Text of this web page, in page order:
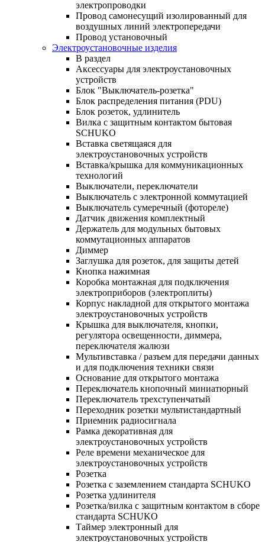
электропроводки
Провод самонесущий изолированный для
воздушных линий электропередачи
Провод установочный
Электроустановочные изделия
В раздел
Аксессуары для электроустановочных
устройств
Блок "Выключатель-розетка"
Блок распределения питания (PDU)
Блок розеток, удлинитель
Вилка с защитным контактом бытовая
SCHUKO
Вставка светящаяся для
электроустановочных устройств
Вставка/крышка для коммуникационных
технологий
Выключатели, переключатели
Выключатель с электронной коммутацией
Выключатель сумеречный (фотореле)
Датчик движения комплектный
Держатель для модульных бытовых
коммутационных аппаратов
Диммер
Заглушка для розеток, для защиты детей
Кнопка нажимная
Коробка монтажная для подключения
электроприборов (электроплиты)
Корпус накладной для открытого монтажа
электроустановочных устройств
Крышка для выключателя, кнопки,
регулятора освещенности, диммера,
переключателя жалюзи
Мультивставка / разъем для передачи данных
и для подключения техники связи
Основание для открытого монтажа
Переключатель кнопочный миниатюрный
Переключатель трехступенчатый
Переходник розетки мультистандартный
Приемник радиосигнала
Рамка декоративная для
электроустановочных устройств
Реле времени механическое для
электроустановочных устройств
Розетка
Розетка с заземлением стандарта SCHUKO
Розетка удлинителя
Розетка/вилка с защитным контактом в сборе
стандарта SCHUKO
Таймер электронный для
электроустановочных устройств